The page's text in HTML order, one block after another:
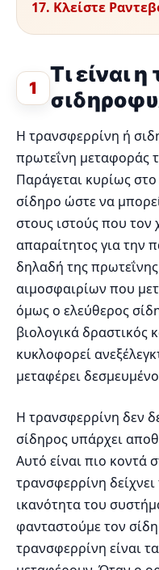
17. Κλείστε
1
Τι είναι
Η τρανσφερρίνη ή
πρωτεΐνη μεταφοράς
Παράγεται κυρίως
σίδηρο ώστε να
στους ιστούς που τον
απαραίτητος για την
δηλαδή της
αιμοσφαιρίων που
όμως ο ελεύθερος
βιολογικά δραστικός
κυκλοφορεί
μεταφέρει
Η τρανσφερρίνη δεν
σίδηρος υπάρχει
Αυτό είναι πιο κοντά
τρανσφερρίνη
ικανότητα του
φανταστούμε τον
τρανσφερρίνη είναι